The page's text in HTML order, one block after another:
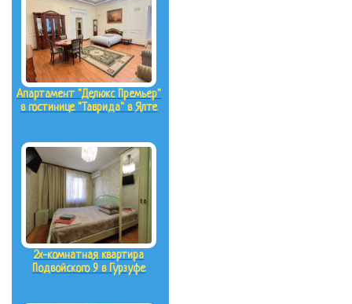
Апартамент "Делюкс Премьер"
в гостинице "Таврида" в Ялте
2х-комнатная квартира
Подвойского 9 в Гурзуфе